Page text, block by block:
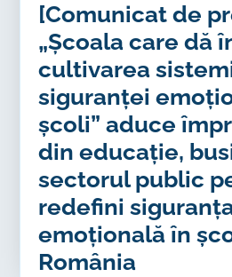
[Comunicat de
„Școala care dă
cultivarea
siguranței
școli” aduce
din educație,
sectorul public
redefini
emoțională în
România